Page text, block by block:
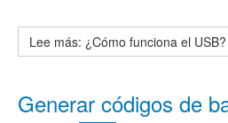
Lee más: ¿Cómo funciona el
Generar códigos de